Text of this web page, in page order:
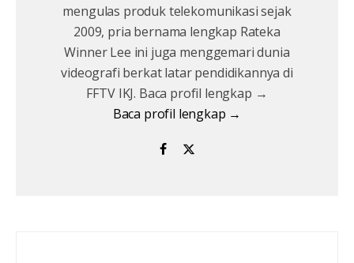
mengulas produk telekomunikasi sejak
2009, pria bernama lengkap Rateka
Winner Lee ini juga menggemari dunia
videografi berkat latar pendidikannya di
FFTV IKJ. Baca profil lengkap →
Baca profil lengkap →